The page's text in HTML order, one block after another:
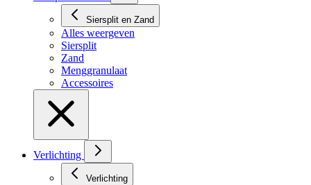
Siersplit en Zand
Alles weergeven
Siersplit
Zand
Menggranulaat
Accessoires
Verlichting
Verlichting